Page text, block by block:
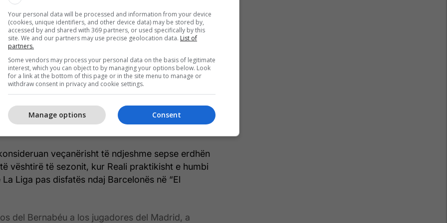
ta injoronte reagimin negativ, duke qenë aktiv në
edhe duke buzëqeshur e bërë shaka me
e fundit
zemërimi i tifozëve është shtuar edhe për shkak
Ai i kishte humbur dy ndeshjet e fundit të
një dëmtimi muskulor, i fundit në një seri
fizike që nga transferimi në Spanjë.
veçanërisht të ndjeshme sepse erdhën
vështirë të sezonit, kur Reali praktikisht e humbi
Liga pas disfatës ndaj Barcelonës në “El
del Bernabéu a los jugadores del Madrid, a
Your personal data will be processed and information from your device
(cookies, unique identifiers, and other device data) may be stored by,
accessed by and shared with 369 partners, or used specifically by this
site. We and our partners may use precise geolocation data. List of
partners.
Some vendors may process your personal data on the basis of legitimate
interest, which you can object to by managing your options below. Look
for a link at the bottom of this page or in the site menu to manage or
withdraw consent in privacy and cookie settings.
Consent
Manage options